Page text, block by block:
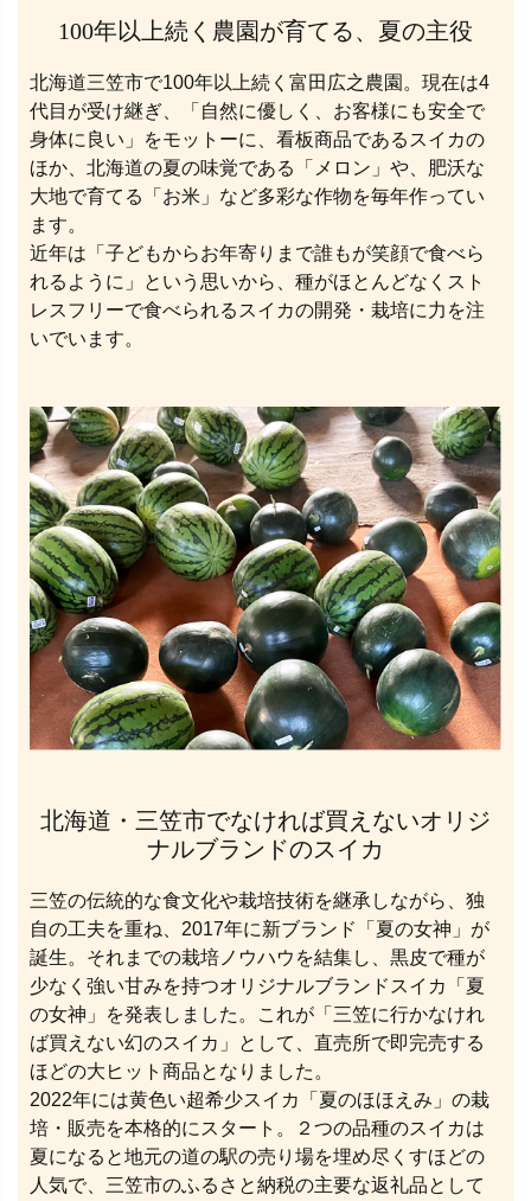
100年以上続く農園が育てる、夏の主役
北海道三笠市で100年以上続く富田広之農園。現在は4
代目が受け継ぎ、「自然に優しく、お客様にも安全で
身体に良い」をモットーに、看板商品であるスイカの
ほか、北海道の夏の味覚である「メロン」や、肥沃な
大地で育てる「お米」など多彩な作物を毎年作ってい
ます。
近年は「子どもからお年寄りまで誰もが笑顔で食べら
れるように」という思いから、種がほとんどなくスト
レスフリーで食べられるスイカの開発・栽培に力を注
いでいます。
北海道・三笠市でなければ買えないオリジ
ナルブランドのスイカ
三笠の伝統的な食文化や栽培技術を継承しながら、独
自の工夫を重ね、2017年に新ブランド「夏の女神」が
誕生。それまでの栽培ノウハウを結集し、黒皮で種が
少なく強い甘みを持つオリジナルブランドスイカ「夏
の女神」を発表しました。これが「三笠に行かなけれ
ば買えない幻のスイカ」として、直売所で即完売する
ほどの大ヒット商品となりました。
2022年には黄色い超希少スイカ「夏のほほえみ」の栽
培・販売を本格的にスタート。２つの品種のスイカは
夏になると地元の道の駅の売り場を埋め尽くすほどの
人気で、三笠市のふるさと納税の主要な返礼品として